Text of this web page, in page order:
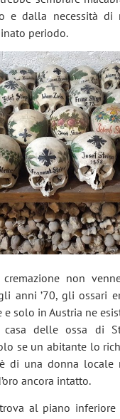
e dalla necessità di
periodo.
non
anni ’70, gli ossari
e solo in Austria ne
casa delle ossa di
se un abitante lo
di una donna locale
ancora intatto.
al piano